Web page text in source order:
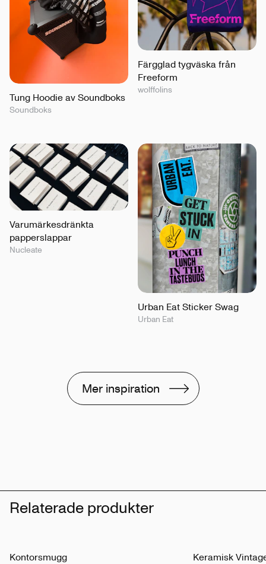
Tung Hoodie av Soundboks
Soundboks
Färgglad tygväska från
Freeform
wolffolins
Varumärkesdränkta
papperslappar
Nucleate
Urban Eat Sticker Swag
Urban Eat
Mer inspiration
Relaterade produkter
Kontorsmugg
Keramisk